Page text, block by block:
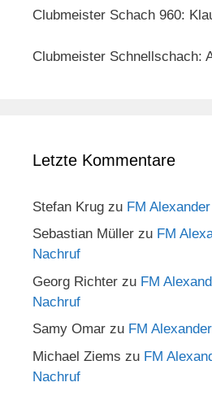
Clubmeister Schach 960:
Clubmeister Schnellschach:
Letzte Kommentare
Stefan Krug zu FM
Sebastian Müller zu FM
Nachruf
Georg Richter zu FM
Nachruf
Samy Omar zu FM
Michael Ziems zu FM
Nachruf